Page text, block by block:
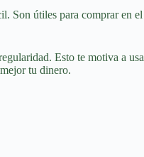
Son útiles para comprar en
Esto te motiva a
tu dinero.